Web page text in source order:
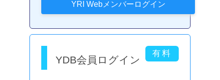
YDB会員ログイン